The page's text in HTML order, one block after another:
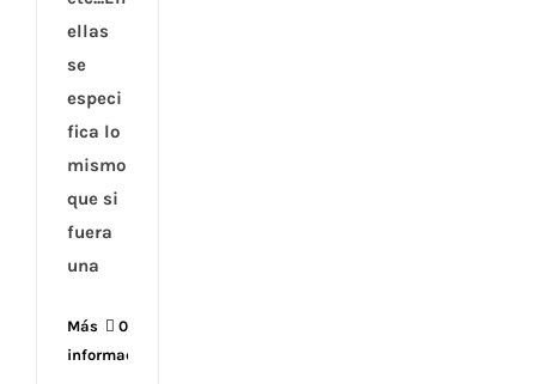
ellas
se
especi
fica lo
mismo
que si
fuera
una
Más
información
0